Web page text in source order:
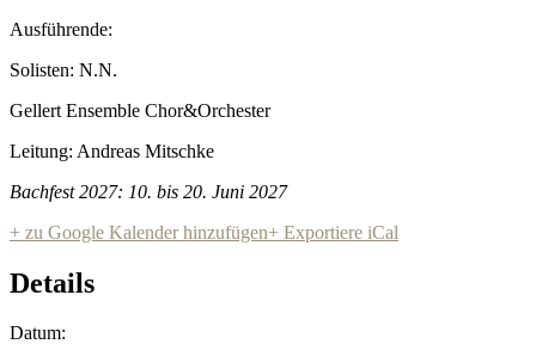
Ausführende:
Solisten: N.N.
Gellert Ensemble Chor&Orchester
Leitung: Andreas Mitschke
Bachfest 2027: 10. bis 20. Juni 2027
+ zu Google Kalender hinzufügen+ Exportiere iCal
Details
Datum: